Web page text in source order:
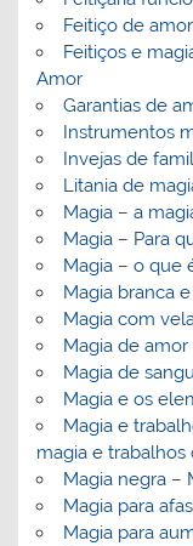
Feitiço de
Feitiços e
Amor
Garantias de
Instrumentos
Invejas de
Litania de
Magia – a
Magia – Para
Magia – o que
Magia branca
Magia com
Magia de
Magia de
Magia e os
Magia e
magia e trabalhos
Magia negra –
Magia para
Magia para